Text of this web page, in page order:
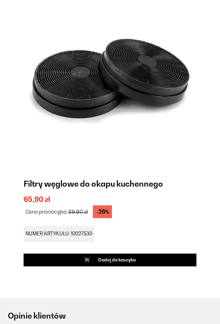
Filtry węglowe do okapu kuchennego
65,90 zł
Cena promocyjna:89,90 zł -26%
NUMER ARTYKUŁU: 10027530
Dodaj do koszyka
Opinie klientów